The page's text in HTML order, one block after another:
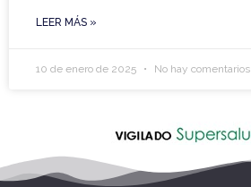
LEER MÁS »
10 de enero de 2025 No hay comentarios